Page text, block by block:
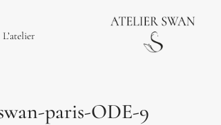
L’atelier
paris-ODE-9